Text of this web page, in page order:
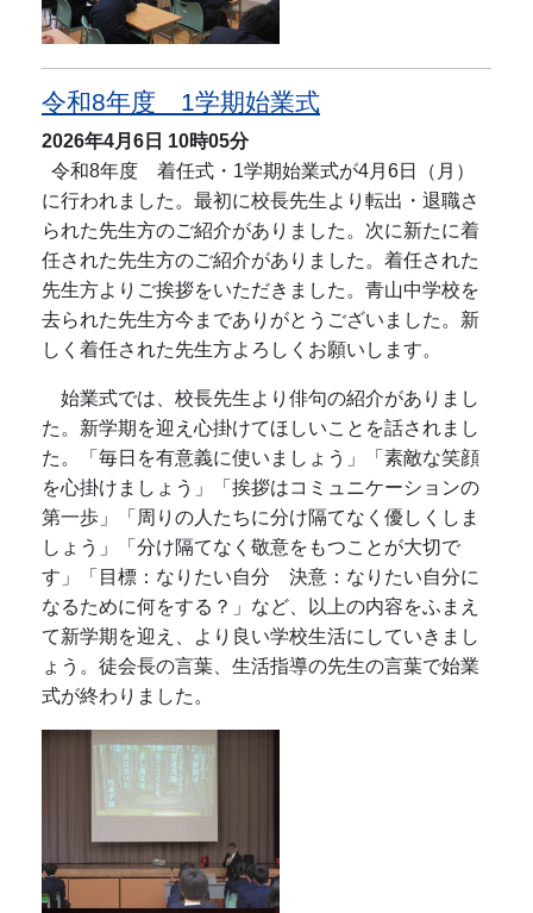
令和8年度 1学期始業式
2026年4月6日 10時05分
令和8年度 着任式・1学期始業式が4月6日（月）
に行われました。最初に校長先生より転出・退職さ
られた先生方のご紹介がありました。次に新たに着
任された先生方のご紹介がありました。着任された
先生方よりご挨拶をいただきました。青山中学校を
去られた先生方今までありがとうございました。新
しく着任された先生方よろしくお願いします。
始業式では、校長先生より俳句の紹介がありまし
た。新学期を迎え心掛けてほしいことを話されまし
た。「毎日を有意義に使いましょう」「素敵な笑顔
を心掛けましょう」「挨拶はコミュニケーションの
第一歩」「周りの人たちに分け隔てなく優しくしま
しょう」「分け隔てなく敬意をもつことが大切で
す」「目標：なりたい自分 決意：なりたい自分に
なるために何をする？」など、以上の内容をふまえ
て新学期を迎え、より良い学校生活にしていきまし
ょう。徒会長の言葉、生活指導の先生の言葉で始業
式が終わりました。